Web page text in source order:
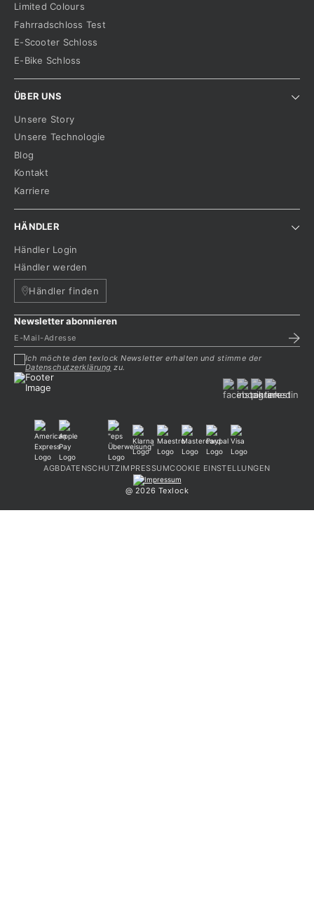
Limited Colours
Fahrradschloss Test
E-Scooter Schloss
E-Bike Schloss
ÜBER UNS
Unsere Story
Unsere Technologie
Blog
Kontakt
Karriere
HÄNDLER
Händler Login
Händler werden
Händler finden
Newsletter abonnieren
Ich möchte den texlock Newsletter erhalten und stimme der
Datenschutzerklärung zu.
@ 2026 Texlock
AGBDATENSCHUTZ IMPRESSUMCOOKIE EINSTELLUNGEN